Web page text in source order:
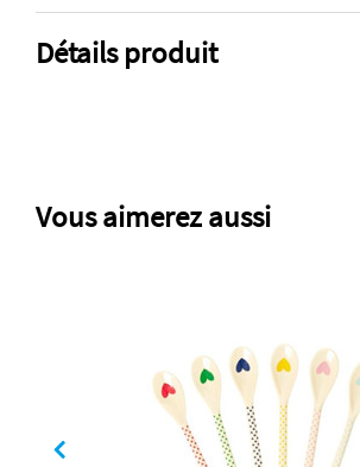
Détails produit
Vous aimerez aussi